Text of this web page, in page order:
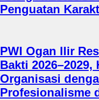
Penguatan
PWI Ogan Ilir
Bakti
Organisasi
Profesionalisme